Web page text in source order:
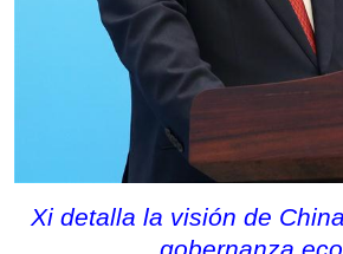
Xi detalla la visión de